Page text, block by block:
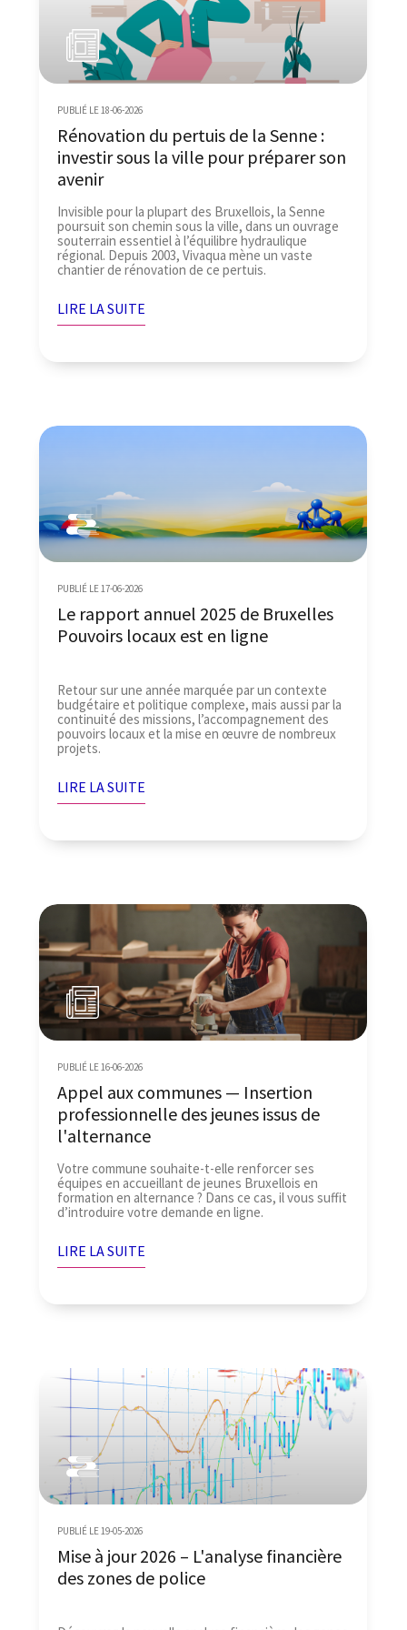
Rénovation du pertuis de la Senne :
investir sous la ville pour préparer son
avenir
PUBLIÉ LE 18-06-2026
Invisible pour la plupart des Bruxellois, la Senne
poursuit son chemin sous la ville, dans un ouvrage
souterrain essentiel à l’équilibre hydraulique
régional. Depuis 2003, Vivaqua mène un vaste
chantier de rénovation de ce pertuis.
LIRE LA SUITE
Le rapport annuel 2025 de Bruxelles
Pouvoirs locaux est en ligne
PUBLIÉ LE 17-06-2026
Retour sur une année marquée par un contexte
budgétaire et politique complexe, mais aussi par la
continuité des missions, l’accompagnement des
pouvoirs locaux et la mise en œuvre de nombreux
projets.
LIRE LA SUITE
Appel aux communes — Insertion
professionnelle des jeunes issus de
l'alternance
PUBLIÉ LE 16-06-2026
Votre commune souhaite-t-elle renforcer ses
équipes en accueillant de jeunes Bruxellois en
formation en alternance ? Dans ce cas, il vous suffit
d’introduire votre demande en ligne.
LIRE LA SUITE
Mise à jour 2026 – L'analyse financière
des zones de police
PUBLIÉ LE 19-05-2026